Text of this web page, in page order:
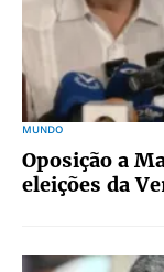
MUNDO
Oposição a
eleições da